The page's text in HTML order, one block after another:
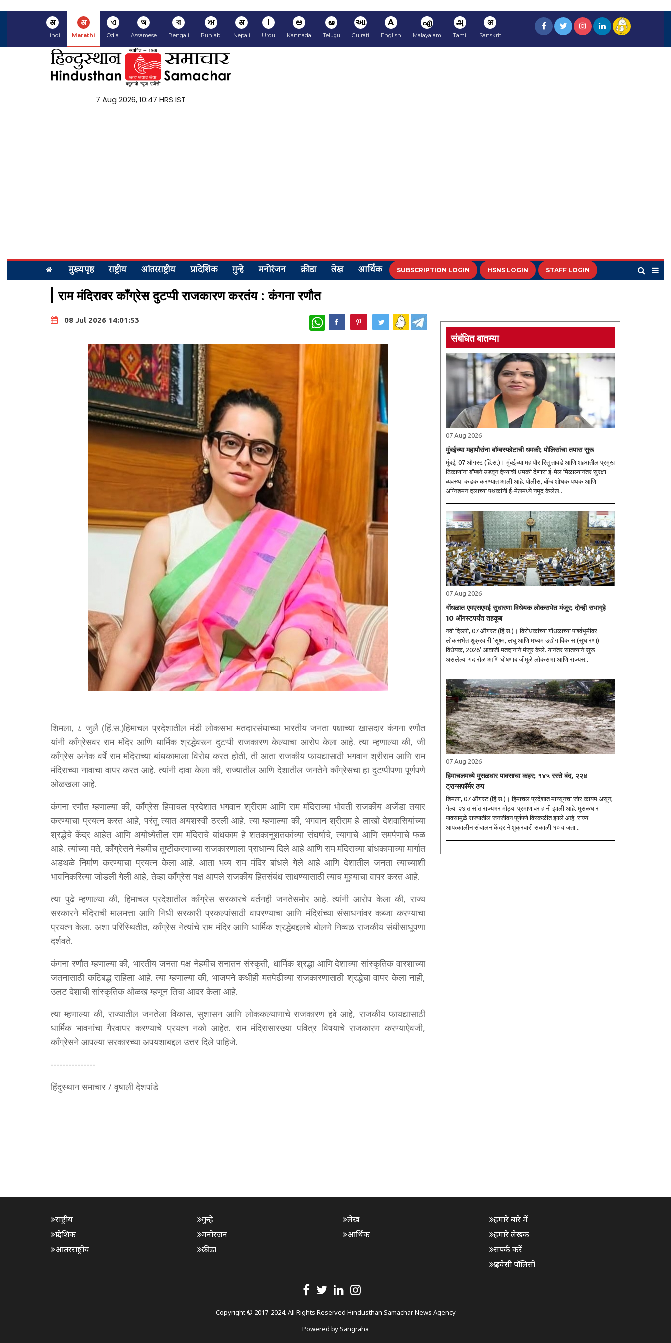
अ
Hindi
अ
Marathi
ଏ
Odia
অ
Assamese
বা
Bengali
ਅ
Punjabi
अ
Nepali
ا
Urdu
ಆ
Kannada
ఆ
Telugu
આ
Gujrati
A
English
എ
Malayalam
அ
Tamil
अ
Sanskrit
7 Aug 2026, 10:47 HRS IST
मुख्यपृष्ठ राष्ट्रीय आंतरराष्ट्रीय प्रादेशिक गुन्हे मनोरंजन क्रीडा लेख आर्थिक SUBSCRIPTION LOGIN HSNS LOGIN STAFF LOGIN
राम मंदिरावर काँग्रेस दुटप्पी राजकारण करतंय : कंगना रणौत
08 Jul 2026 14:01:53 WhatsApp
शिमला, ८ जुलै (हिं.स.)हिमाचल प्रदेशातील मंडी लोकसभा मतदारसंघाच्या भारतीय जनता पक्षाच्या खासदार कंगना रणौत
यांनी काँग्रेसवर राम मंदिर आणि धार्मिक श्रद्धेवरून दुटप्पी राजकारण केल्याचा आरोप केला आहे. त्या म्हणाल्या की, जी
काँग्रेस अनेक वर्षे राम मंदिराच्या बांधकामाला विरोध करत होती, ती आता राजकीय फायद्यासाठी भगवान श्रीराम आणि राम
मंदिराच्या नावाचा वापर करत आहे. त्यांनी दावा केला की, राज्यातील आणि देशातील जनतेने काँग्रेसचा हा दुटप्पीपणा पूर्णपणे
ओळखला आहे.
कंगना रणौत म्हणाल्या की, काँग्रेस हिमाचल प्रदेशात भगवान श्रीराम आणि राम मंदिराच्या भोवती राजकीय अजेंडा तयार
करण्याचा प्रयत्न करत आहे, परंतु त्यात अयशस्वी ठरली आहे. त्या म्हणाल्या की, भगवान श्रीराम हे लाखो देशवासियांच्या
श्रद्धेचे केंद्र आहेत आणि अयोध्येतील राम मंदिराचे बांधकाम हे शतकानुशतकांच्या संघर्षाचे, त्यागाचे आणि समर्पणाचे फळ
आहे. त्यांच्या मते, काँग्रेसने नेहमीच तुष्टीकरणाच्या राजकारणाला प्राधान्य दिले आहे आणि राम मंदिराच्या बांधकामाच्या मार्गात
अडथळे निर्माण करण्याचा प्रयत्न केला आहे. आता भव्य राम मंदिर बांधले गेले आहे आणि देशातील जनता त्याच्याशी
भावनिकरित्या जोडली गेली आहे, तेव्हा काँग्रेस पक्ष आपले राजकीय हितसंबंध साधण्यासाठी त्याच मुद्द्याचा वापर करत आहे.
त्या पुढे म्हणाल्या की, हिमाचल प्रदेशातील काँग्रेस सरकारचे वर्तनही जनतेसमोर आहे. त्यांनी आरोप केला की, राज्य
सरकारने मंदिराची मालमत्ता आणि निधी सरकारी प्रकल्पांसाठी वापरण्याचा आणि मंदिरांच्या संसाधनांवर कब्जा करण्याचा
प्रयत्न केला. अशा परिस्थितीत, काँग्रेस नेत्यांचे राम मंदिर आणि धार्मिक श्रद्धेबद्दलचे बोलणे निव्वळ राजकीय संधीसाधूपणा
दर्शवते.
कंगना रणौत म्हणाल्या की, भारतीय जनता पक्ष नेहमीच सनातन संस्कृती, धार्मिक श्रद्धा आणि देशाच्या सांस्कृतिक वारशाच्या
जतनासाठी कटिबद्ध राहिला आहे. त्या म्हणाल्या की, भाजपने कधीही मतपेढीच्या राजकारणासाठी श्रद्धेचा वापर केला नाही,
उलट देशाची सांस्कृतिक ओळख म्हणून तिचा आदर केला आहे.
त्या म्हणाल्या की, राज्यातील जनतेला विकास, सुशासन आणि लोककल्याणाचे राजकारण हवे आहे, राजकीय फायद्यासाठी
धार्मिक भावनांचा गैरवापर करण्याचे प्रयत्न नको आहेत. राम मंदिरासारख्या पवित्र विषयाचे राजकारण करण्याऐवजी,
काँग्रेसने आपल्या सरकारच्या अपयशाबद्दल उत्तर दिले पाहिजे.
---------------
हिंदुस्थान समाचार / वृषाली देशपांडे
संबंधित बातम्या
07 Aug 2026
मुंबईच्या महापौरांना बॉम्बस्फोटाची धमकी; पोलिसांचा तपास सुरू
मुंबई, 07 ऑगस्ट (हिं.स.)। मुंबईच्या महापौर रितू तावडे आणि शहरातील प्रमुख
ठिकाणांना बॉम्बने उडवून देण्याची धमकी देणारा ई-मेल मिळाल्यानंतर सुरक्षा
व्यवस्था कडक करण्यात आली आहे. पोलीस, बॉम्ब शोधक पथक आणि
अग्निशमन दलाच्या पथकांनी ई-मेलमध्ये नमूद केलेल..
07 Aug 2026
गोंधळात एमएसएमई सुधारणा विधेयक लोकसभेत मंजूर; दोन्ही सभागृहे
10 ऑगस्टपर्यंत तहकूब
नवी दिल्ली, 07 ऑगस्ट (हिं.स.)। विरोधकांच्या गोंधळाच्या पार्श्वभूमीवर
लोकसभेत शुक्रवारी ‘सूक्ष्म, लघु आणि मध्यम उद्योग विकास (सुधारणा)
विधेयक, 2026’ आवाजी मतदानाने मंजूर केले. यानंतर सातत्याने सुरू
असलेल्या गदारोळ आणि घोषणाबाजीमुळे लोकसभा आणि राज्यस..
07 Aug 2026
हिमाचलमध्ये मुसळधार पावसाचा कहर; १४५ रस्ते बंद, २२४
ट्रान्सफॉर्मर ठप्प
शिमला, 07 ऑगस्ट (हिं.स.)। हिमाचल प्रदेशात मान्सूनचा जोर कायम असून,
गेल्या २४ तासांत राज्यभर मोठ्या प्रमाणावर हानी झाली आहे. मुसळधार
पावसामुळे राज्यातील जनजीवन पूर्णपणे विस्कळीत झाले आहे. राज्य
आपत्कालीन संचालन केंद्राने शुक्रवारी सकाळी १० वाजता ..
राष्ट्रीय
प्रादेशिक
आंतरराष्ट्रीय
गुन्हे
मनोरंजन
क्रीडा
लेख
आर्थिक
हमारे बारे में
हमारे लेखक
संपर्क करें
प्राइवेसी पॉलिसी
Copyright © 2017-2024. All Rights Reserved Hindusthan Samachar News Agency
Powered bySangraha